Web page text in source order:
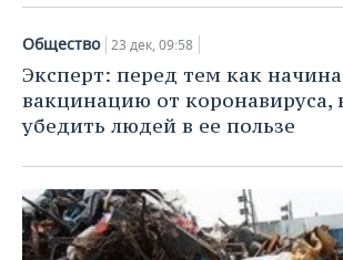
Общество 23 дек, 09:58
Эксперт: перед тем как
вакцинацию от коронавируса,
убедить людей в ее пользе